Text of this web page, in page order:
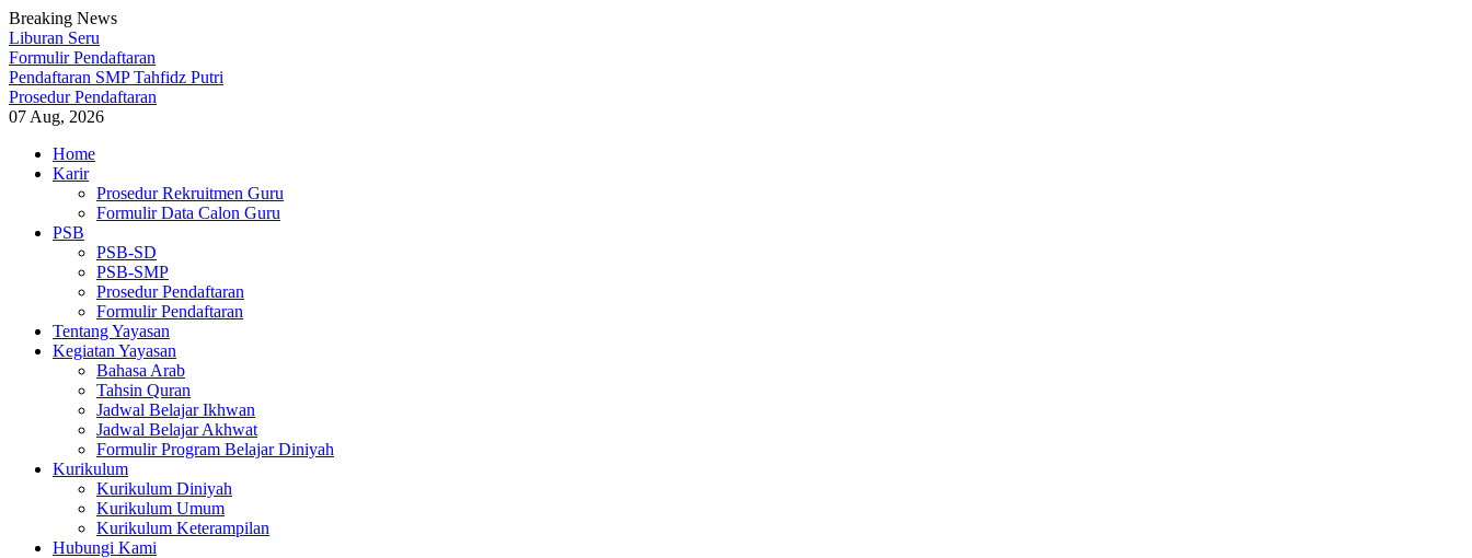
Breaking News
Liburan Seru
Formulir Pendaftaran
Pendaftaran SMP Tahfidz Putri
Prosedur Pendaftaran
07 Aug, 2026
Skip
Home
Karir
Prosedur Rekruitmen Guru
Formulir Data Calon Guru
PSB
PSB-SD
PSB-SMP
Prosedur Pendaftaran
Formulir Pendaftaran
Tentang Yayasan
Kegiatan Yayasan
Bahasa Arab
Tahsin Quran
Jadwal Belajar Ikhwan
Jadwal Belajar Akhwat
Formulir Program Belajar Diniyah
Kurikulum
Kurikulum Diniyah
Kurikulum Umum
Kurikulum Keterampilan
Hubungi Kami